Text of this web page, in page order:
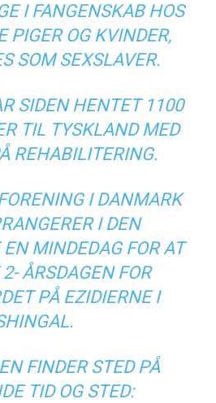
I FANGENSKAB HOS
PIGER OG KVINDER,
SOM SEXSLAVER.
SIDEN HENTET 1100
TIL TYSKLAND MED
REHABILITERING.
I DANMARK
I DEN
MINDEDAG FOR AT
ÅRSDAGEN FOR
PÅ EZIDIERNE I
FINDER STED PÅ
TID OG STED: